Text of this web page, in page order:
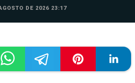
DE 2026 23:17